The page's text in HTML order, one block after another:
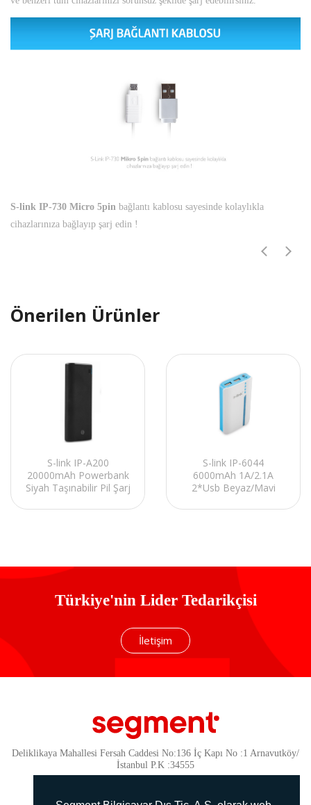
S-link IP-730 Micro 5pin bağlantı kablosu sayesinde kolaylıkla
cihazlarınıza bağlayıp şarj edin !
Önerilen Ürünler
S-link IP-A200
20000mAh Powerbank
Siyah Taşınabilir Pil Şarj
S-link IP-6044
6000mAh 1A/2.1A
2*Usb Beyaz/Mavi
Cihazı
Türkiye'nin Lider Tedarikçisi
İletişim
Deliklikaya Mahallesi Fersah Caddesi No:136 İç Kapı No :1 Arnavutköy/
İstanbul P.K :34555
Güvenlik
KVKK Politikamız